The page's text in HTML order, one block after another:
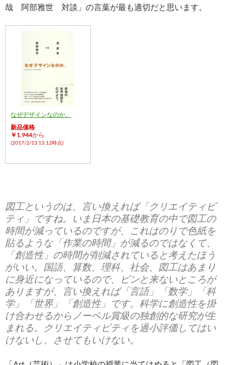
哉 阿部雅世 対談」の言葉が最も適切だと思います。
なぜデザインなのか。
新品価格
￥1,944から
(2017/2/13 13:12時点)
図工というのは、言い換えれば「クリエイティビ
ティ」ですね。いま日本の基礎教育の中で図工の
時間が減っているのですが、これはのりで色紙を
貼るような「作業の時間」が減るのではなくて、
「創造性」の時間が削減されていると考えたほう
がいい。国語、算数、理科、社会、図工はあまり
に身近になっているので、ピンと来ないところが
ありますが、言い換えれば「言語」「数学」「科
学」「世界」「創造性」です。科学に創造性を掛
け合わせるからノーベル賞級の独創的な研究が生
まれる。クリエイティビティを過小評価してはい
けないし、させてもいけない。